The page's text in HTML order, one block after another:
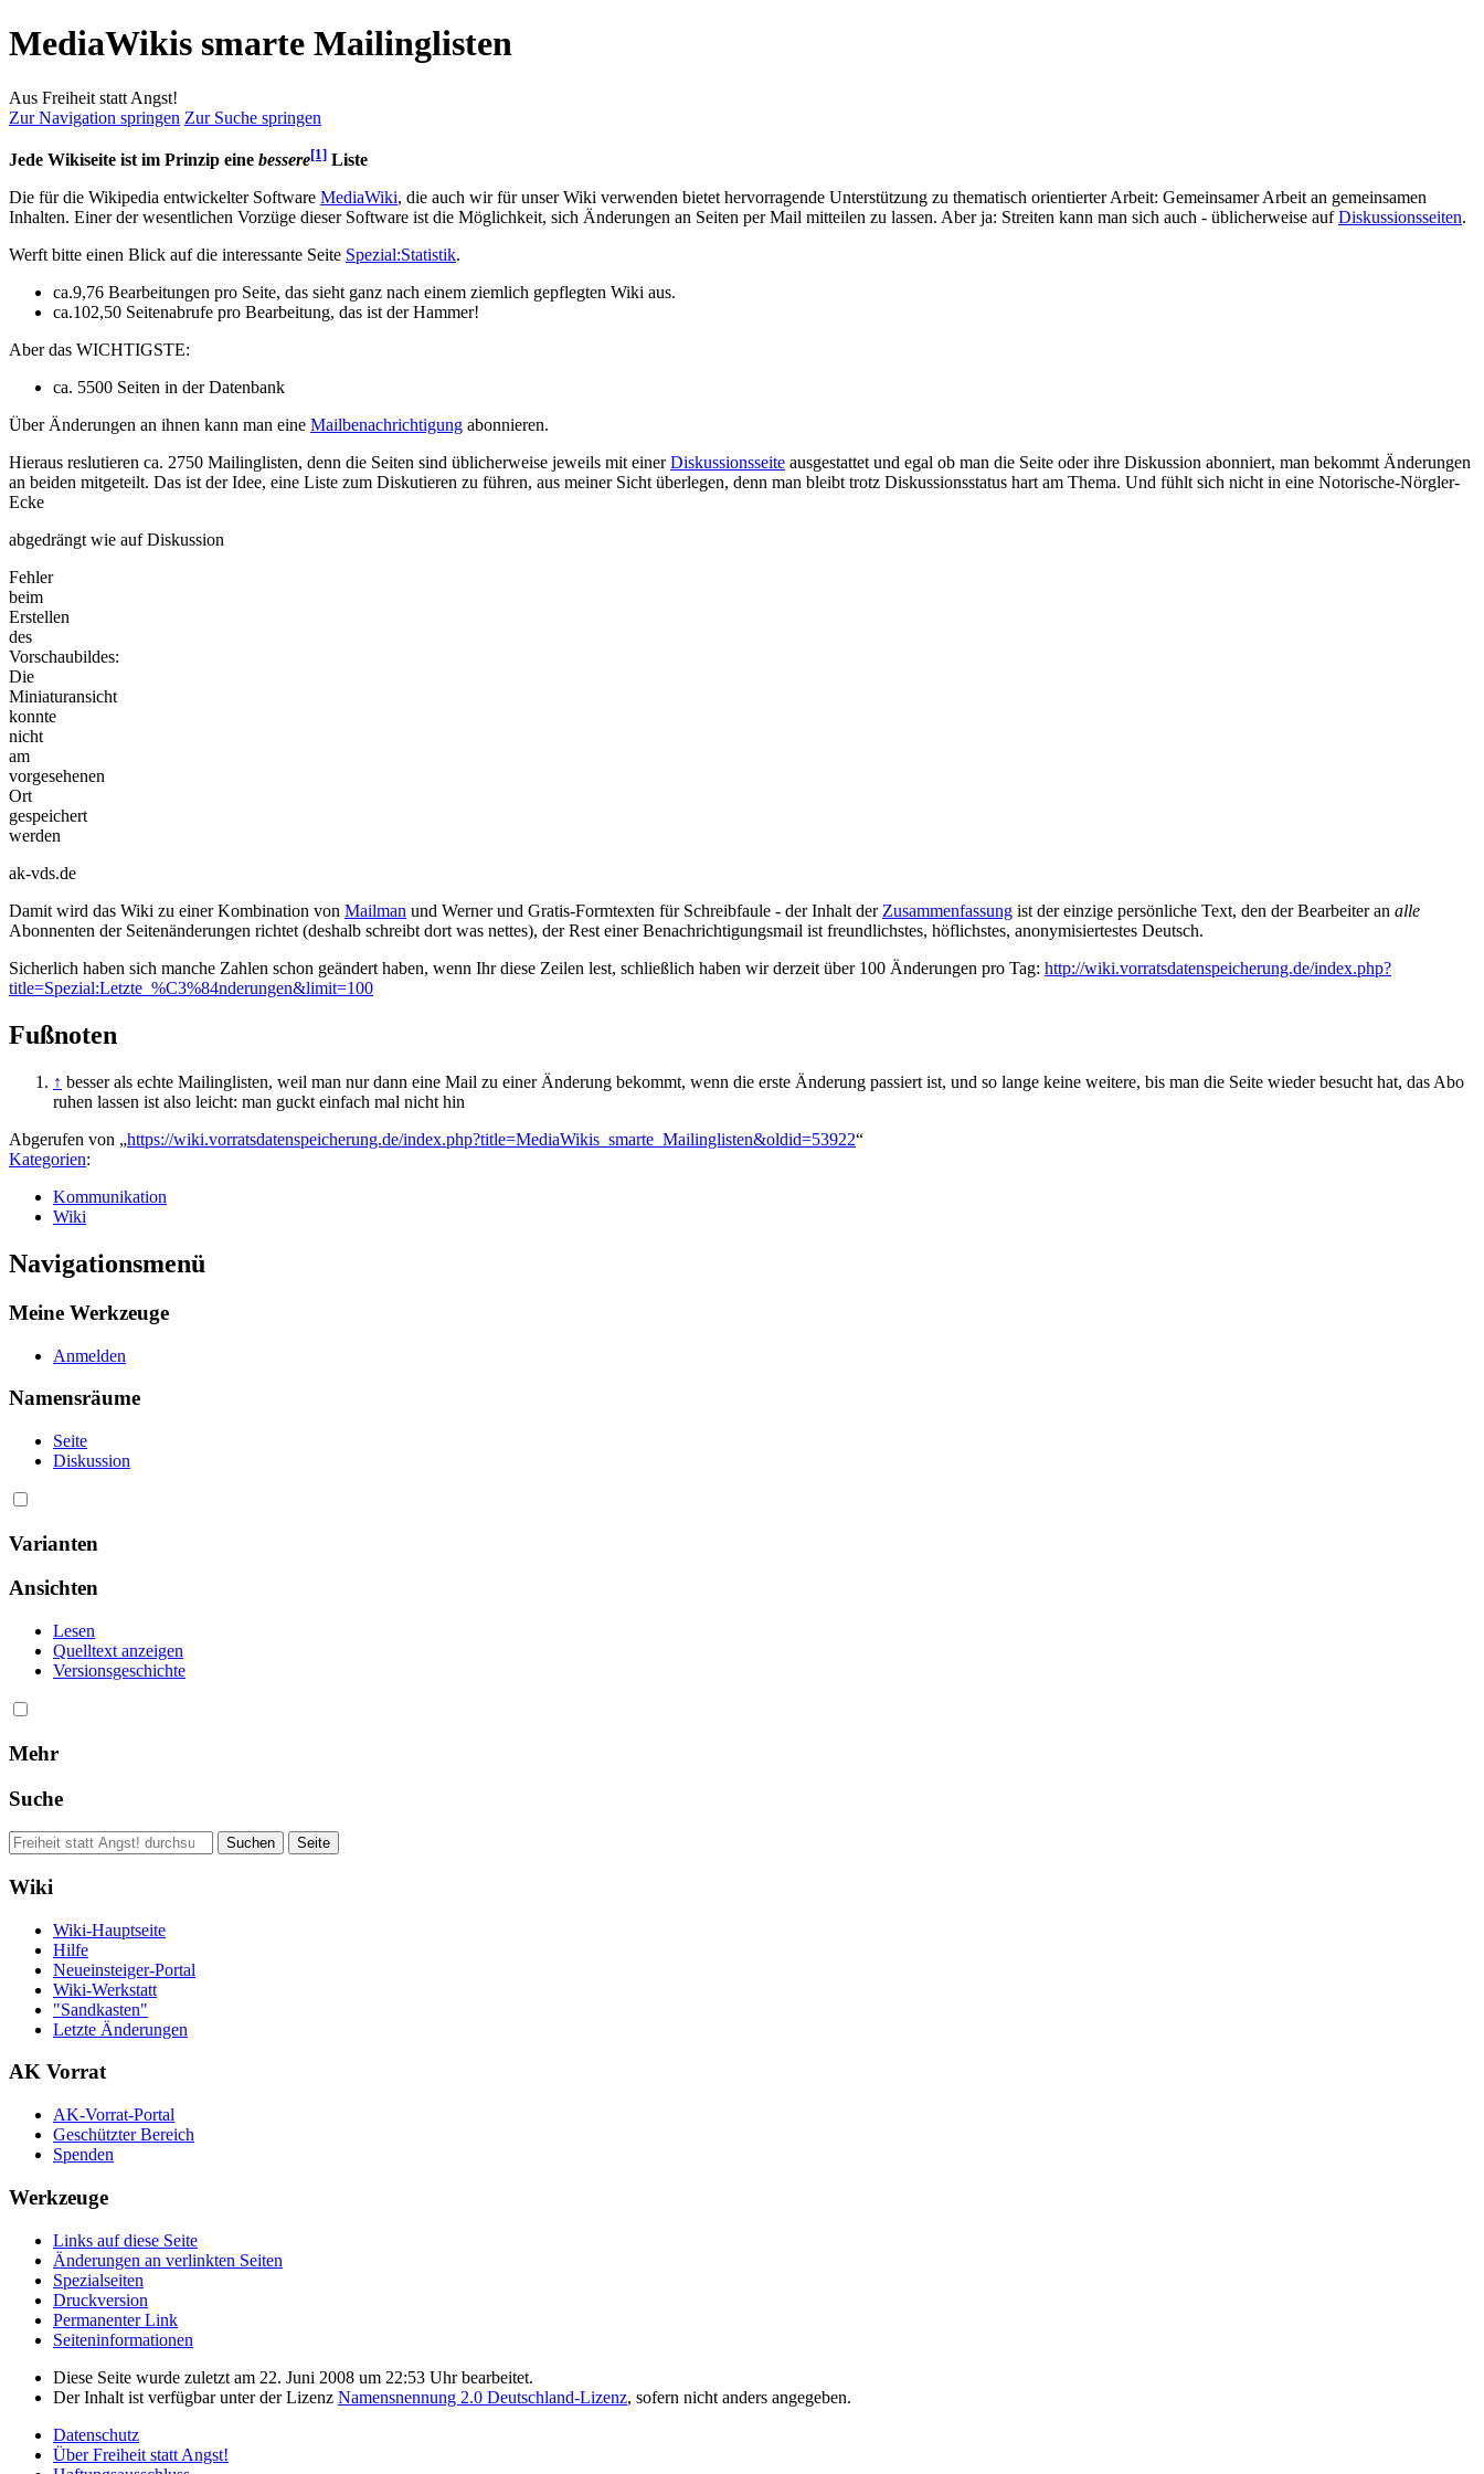
MediaWikis smarte Mailinglisten
Aus Freiheit statt Angst!
Zur Navigation springen Zur Suche springen
Jede Wikiseite ist im Prinzip eine bessere[1] Liste
Die für die Wikipedia entwickelter Software MediaWiki, die auch wir für unser Wiki verwenden bietet hervorragende Unterstützung zu thematisch orientierter Arbeit: Gemeinsamer Arbeit an gemeinsamen
Inhalten. Einer der wesentlichen Vorzüge dieser Software ist die Möglichkeit, sich Änderungen an Seiten per Mail mitteilen zu lassen. Aber ja: Streiten kann man sich auch - üblicherweise aufDiskussionsseiten.
Werft bitte einen Blick auf die interessante Seite Spezial:Statistik.
ca.9,76 Bearbeitungen pro Seite, das sieht ganz nach einem ziemlich gepflegten Wiki aus.
ca.102,50 Seitenabrufe pro Bearbeitung, das ist der Hammer!
Aber das WICHTIGSTE:
ca. 5500 Seiten in der Datenbank
Über Änderungen an ihnen kann man eine Mailbenachrichtigung abonnieren.
Hieraus reslutieren ca. 2750 Mailinglisten, denn die Seiten sind üblicherweise jeweils mit einerDiskussionsseite ausgestattet und egal ob man die Seite oder ihre Diskussion abonniert, man bekommt Änderungen
an beiden mitgeteilt. Das ist der Idee, eine Liste zum Diskutieren zu führen, aus meiner Sicht überlegen, denn man bleibt trotz Diskussionsstatus hart am Thema. Und fühlt sich nicht in eine Notorische-Nörgler-
Ecke
abgedrängt wie auf Diskussion
Fehler
beim
Erstellen
des
Vorschaubildes:
Die
Miniaturansicht
konnte
nicht
am
vorgesehenen
Ort
gespeichert
werden
ak-vds.de
Damit wird das Wiki zu einer Kombination von Mailman und Werner und Gratis-Formtexten für Schreibfaule - der Inhalt der Zusammenfassung ist der einzige persönliche Text, den der Bearbeiter an alle
Abonnenten der Seitenänderungen richtet (deshalb schreibt dort was nettes), der Rest einer Benachrichtigungsmail ist freundlichstes, höflichstes, anonymisiertestes Deutsch.
Sicherlich haben sich manche Zahlen schon geändert haben, wenn Ihr diese Zeilen lest, schließlich haben wir derzeit über 100 Änderungen pro Tag: http://wiki.vorratsdatenspeicherung.de/index.php?
title=Spezial:Letzte_%C3%84nderungen&limit=100
Fußnoten
↑ besser als echte Mailinglisten, weil man nur dann eine Mail zu einer Änderung bekommt, wenn die erste Änderung passiert ist, und so lange keine weitere, bis man die Seite wieder besucht hat, das Abo
ruhen lassen ist also leicht: man guckt einfach mal nicht hin
Abgerufen von „https://wiki.vorratsdatenspeicherung.de/index.php?title=MediaWikis_smarte_Mailinglisten&oldid=53922“
Kategorien:
Kommunikation
Wiki
Navigationsmenü
Meine Werkzeuge
Anmelden
Namensräume
Seite
Diskussion
Varianten
Ansichten
Lesen
Quelltext anzeigen
Versionsgeschichte
Mehr
Suche
Wiki
Wiki-Hauptseite
Hilfe
Neueinsteiger-Portal
Wiki-Werkstatt
"Sandkasten"
Letzte Änderungen
AK Vorrat
AK-Vorrat-Portal
Geschützter Bereich
Spenden
Werkzeuge
Links auf diese Seite
Änderungen an verlinkten Seiten
Spezialseiten
Druckversion
Permanenter Link
Seiten­­informationen
Diese Seite wurde zuletzt am 22. Juni 2008 um 22:53 Uhr bearbeitet.
Der Inhalt ist verfügbar unter der Lizenz Namensnennung 2.0 Deutschland-Lizenz, sofern nicht anders angegeben.
Datenschutz
Über Freiheit statt Angst!